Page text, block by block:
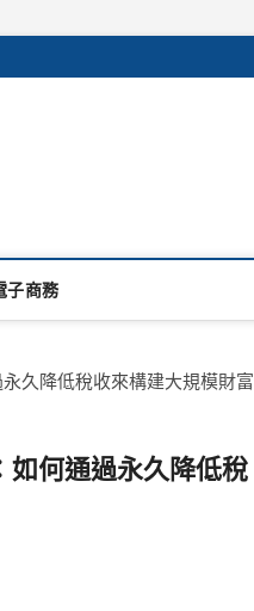
子商務
久降低稅收來構建大規模財富
何通過永久降低稅